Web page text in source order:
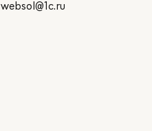
websol@1c.ru